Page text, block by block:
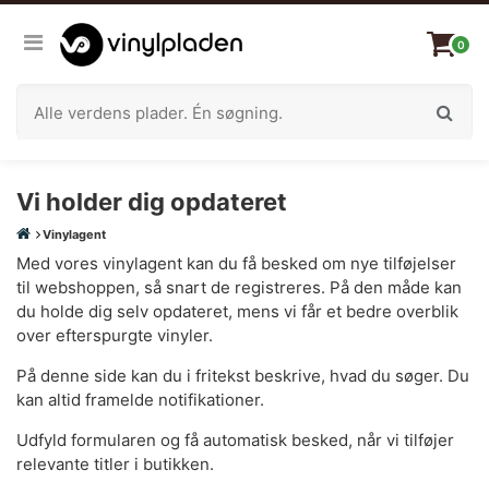
0
Vi holder dig opdateret
Vinylagent
Med vores vinylagent kan du få besked om nye tilføjelser
til webshoppen, så snart de registreres. På den måde kan
du holde dig selv opdateret, mens vi får et bedre overblik
over efterspurgte vinyler.
På denne side kan du i fritekst beskrive, hvad du søger. Du
kan altid framelde notifikationer.
Udfyld formularen og få automatisk besked, når vi tilføjer
relevante titler i butikken.